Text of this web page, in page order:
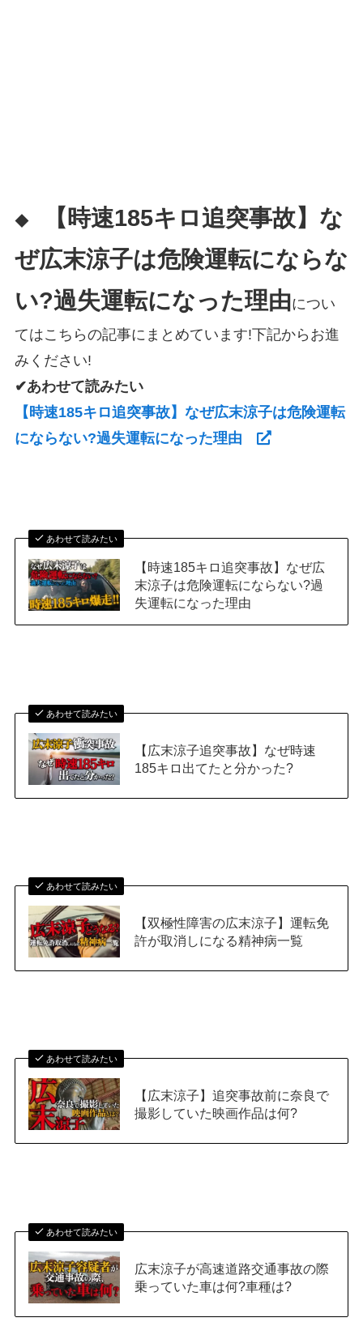
◆
【時速185キロ追突事故】な
ぜ広末涼子は危険運転にならな
い?過失運転になった理由につい
てはこちらの記事にまとめています!下記からお進
みください!
✔あわせて読みたい
【時速185キロ追突事故】なぜ広末涼子は危険運転
にならない?過失運転になった理由
あわせて読みたい
【時速185キロ追突事故】なぜ広
末涼子は危険運転にならない?過
失運転になった理由
あわせて読みたい
【広末涼子追突事故】なぜ時速
185キロ出てたと分かった?
あわせて読みたい
【双極性障害の広末涼子】運転免
許が取消しになる精神病一覧
あわせて読みたい
【広末涼子】追突事故前に奈良で
撮影していた映画作品は何?
あわせて読みたい
広末涼子が高速道路交通事故の際
乗っていた車は何?車種は?